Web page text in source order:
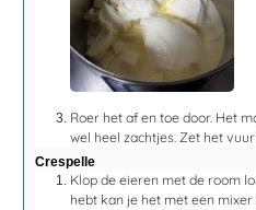
Roer het af en toe door. Het
wel heel zachtjes. Zet het
Crespelle
Klop de eieren met de room
hebt kan je het met een